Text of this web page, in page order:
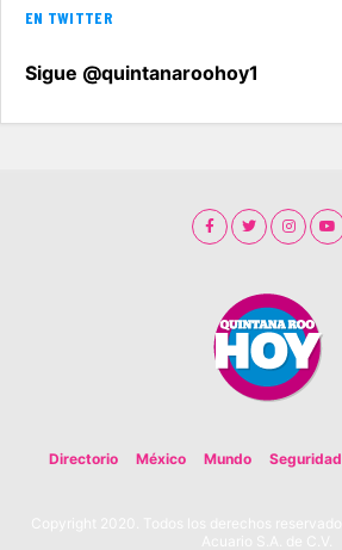
EN TWITTER
Sigue @quintanaroohoy1
Directorio México Mundo Seguridad